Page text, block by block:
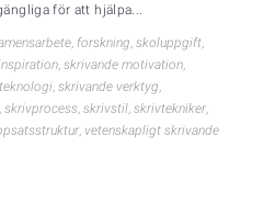
för att hjälpa...
forskning skoluppgift
skrivande motivation
skrivande verktyg
skrivprocess skrivstil skrivtekniker
vetenskapligt skrivande